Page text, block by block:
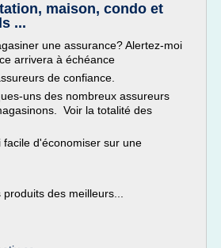
maison, condo et
...
une assurance? Alertez-moi
arrivera à échéance
de confiance.
uns des nombreux assureurs
Voir la totalité des
facile d'économiser sur une
des meilleurs...